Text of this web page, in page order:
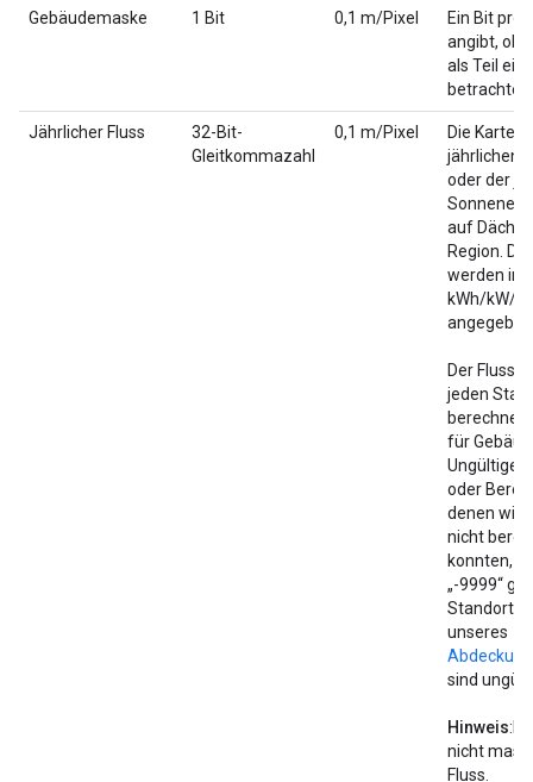
Gebäudemaske 1 Bit 0,1 m/Pixel
Ein Bit pro
angibt, ob
als Teil
betrachtet
Jährlicher Fluss
32-Bit-
Gleitkommazahl
0,1 m/Pixel
Die Karte
jährlichen
oder der
auf
Region.
werden in
kWh/kW/
Der Fluss
jeden
berechnet,
für
Ungültige
oder
denen wir
nicht
konnten,
„-9999“
Standorte
unseres
sind
Hinweis
nicht
Fluss.